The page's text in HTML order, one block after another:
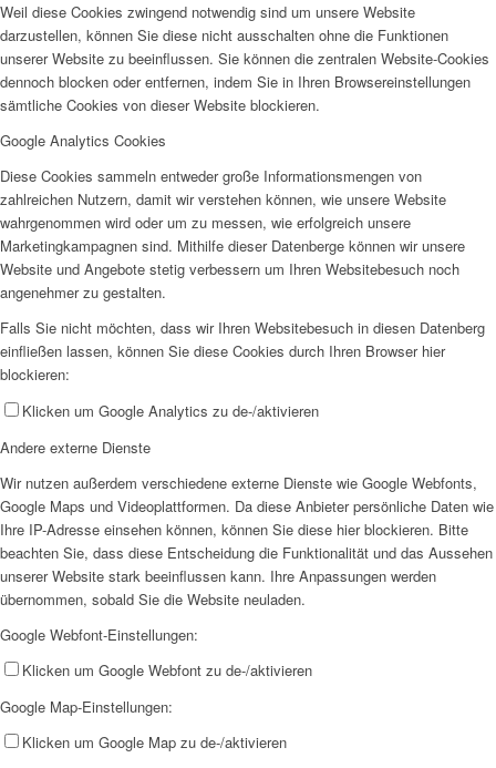
Weil diese Cookies zwingend notwendig sind um unsere Website
darzustellen, können Sie diese nicht ausschalten ohne die Funktionen
unserer Website zu beeinflussen. Sie können die zentralen Website-Cookies
dennoch blocken oder entfernen, indem Sie in Ihren Browsereinstellungen
sämtliche Cookies von dieser Website blockieren.
Google Analytics Cookies
Diese Cookies sammeln entweder große Informationsmengen von
zahlreichen Nutzern, damit wir verstehen können, wie unsere Website
wahrgenommen wird oder um zu messen, wie erfolgreich unsere
Marketingkampagnen sind. Mithilfe dieser Datenberge können wir unsere
Website und Angebote stetig verbessern um Ihren Websitebesuch noch
angenehmer zu gestalten.
Falls Sie nicht möchten, dass wir Ihren Websitebesuch in diesen Datenberg
einfließen lassen, können Sie diese Cookies durch Ihren Browser hier
blockieren:
Klicken um Google Analytics zu de-/aktivieren
Andere externe Dienste
Wir nutzen außerdem verschiedene externe Dienste wie Google Webfonts,
Google Maps und Videoplattformen. Da diese Anbieter persönliche Daten wie
Ihre IP-Adresse einsehen können, können Sie diese hier blockieren. Bitte
beachten Sie, dass diese Entscheidung die Funktionalität und das Aussehen
unserer Website stark beeinflussen kann. Ihre Anpassungen werden
übernommen, sobald Sie die Website neuladen.
Google Webfont-Einstellungen:
Klicken um Google Webfont zu de-/aktivieren
Google Map-Einstellungen:
Klicken um Google Map zu de-/aktivieren